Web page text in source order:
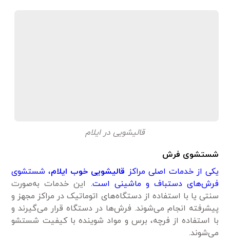
قالیشویی در ایلام
شستشوی فرش
یکی از خدمات اصلی مراکز قالیشویی خوب ایلام، شستشوی
فرش‌های دستباف و ماشینی است. این خدمات به‌صورت
سنتی یا با استفاده از دستگاه‌های اتوماتیک در مراکز مجهز و
پیشرفته انجام می‌شوند. فرش‌ها در دستگاه قرار می‌گیرند و
با استفاده از فرچه، برس و مواد شوینده با کیفیت شستشو
می‌شوند.